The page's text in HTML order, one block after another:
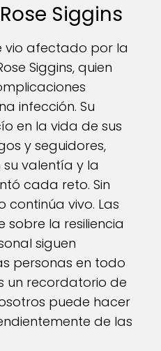
Siggins
vio afectado por la
Siggins, quien
infección. Su
en la vida de sus
y seguidores,
valentía y la
cada reto. Sin
vivo. Las
sobre la resiliencia
siguen
personas en todo
un recordatorio de
puede hacer
de las